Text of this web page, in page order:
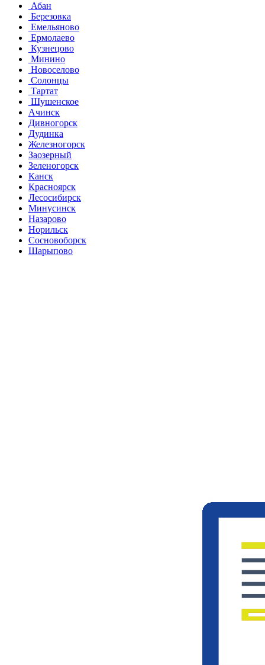
Абан
Березовка
Емельяново
Ермолаево
Кузнецово
Минино
Новоселово
Солонцы
Тартат
Шушенское
Ачинск
Дивногорск
Дудинка
Железногорск
Заозерный
Зеленогорск
Канск
Красноярск
Лесосибирск
Минусинск
Назарово
Норильск
Сосновоборск
Шарыпово